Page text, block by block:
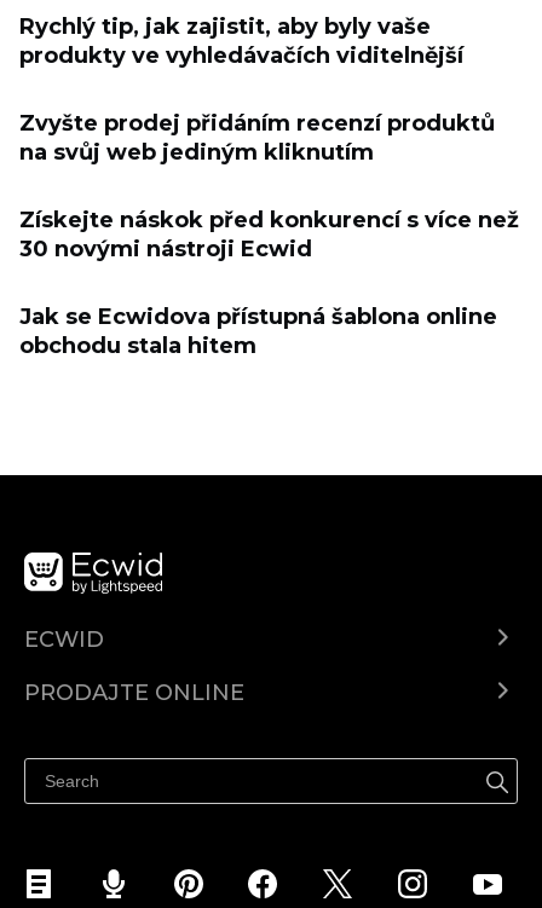
Rychlý tip, jak zajistit, aby byly vaše
produkty ve vyhledávačích viditelnější
Zvyšte prodej přidáním recenzí produktů
na svůj web jediným kliknutím
Získejte náskok před konkurencí s více než
30 novými nástroji Ecwid
Jak se Ecwidova přístupná šablona online
obchodu stala hitem
ECWID
PRODAJTE ONLINE